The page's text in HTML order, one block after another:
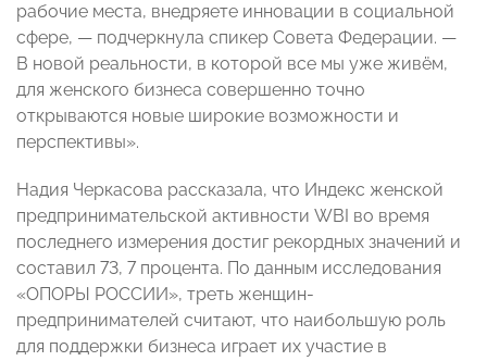
рабочие места, внедряете инновации в социальной
сфере, — подчеркнула спикер Совета Федерации. —
В новой реальности, в которой все мы уже живём,
для женского бизнеса совершенно точно
открываются новые широкие возможности и
перспективы».
Надия Черкасова рассказала, что Индекс женской
предпринимательской активности WBI во время
последнего измерения достиг рекордных значений и
составил 73, 7 процента. По данным исследования
«ОПОРЫ РОССИИ», треть женщин-
предпринимателей считают, что наибольшую роль
для поддержки бизнеса играет их участие в